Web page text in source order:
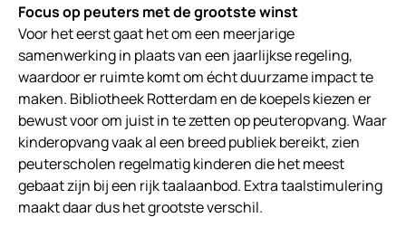
Focus op peuters met de grootste winst
Voor het eerst gaat het om een meerjarige
samenwerking in plaats van een jaarlijkse regeling,
waardoor er ruimte komt om écht duurzame impact te
maken. Bibliotheek Rotterdam en de koepels kiezen er
bewust voor om juist in te zetten op peuteropvang. Waar
kinderopvang vaak al een breed publiek bereikt, zien
peuterscholen regelmatig kinderen die het meest
gebaat zijn bij een rijk taalaanbod. Extra taalstimulering
maakt daar dus het grootste verschil.